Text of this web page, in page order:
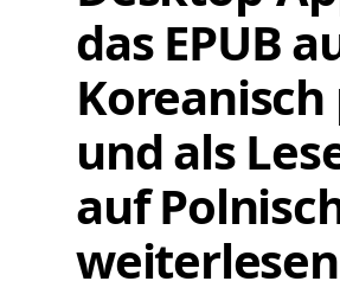
das EPUB
und als
auf
weiterlesen